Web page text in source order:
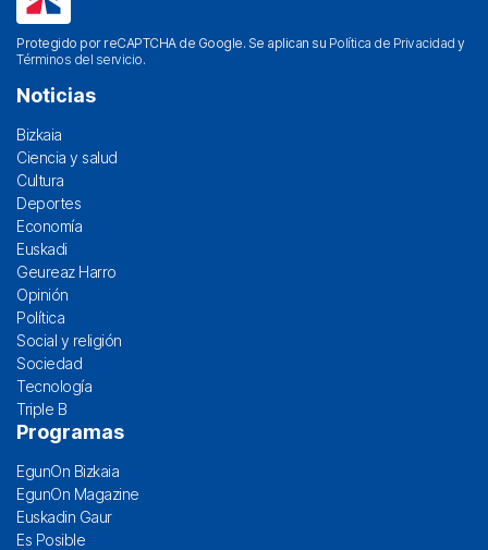
Protegido por reCAPTCHA de Google. Se aplican su Política de Privacidad y
Términos del servicio.
Noticias
Bizkaia
Ciencia y salud
Cultura
Deportes
Economía
Euskadi
Geureaz Harro
Opinión
Política
Social y religión
Sociedad
Tecnología
Triple B
Programas
EgunOn Bizkaia
EgunOn Magazine
Euskadin Gaur
Es Posible